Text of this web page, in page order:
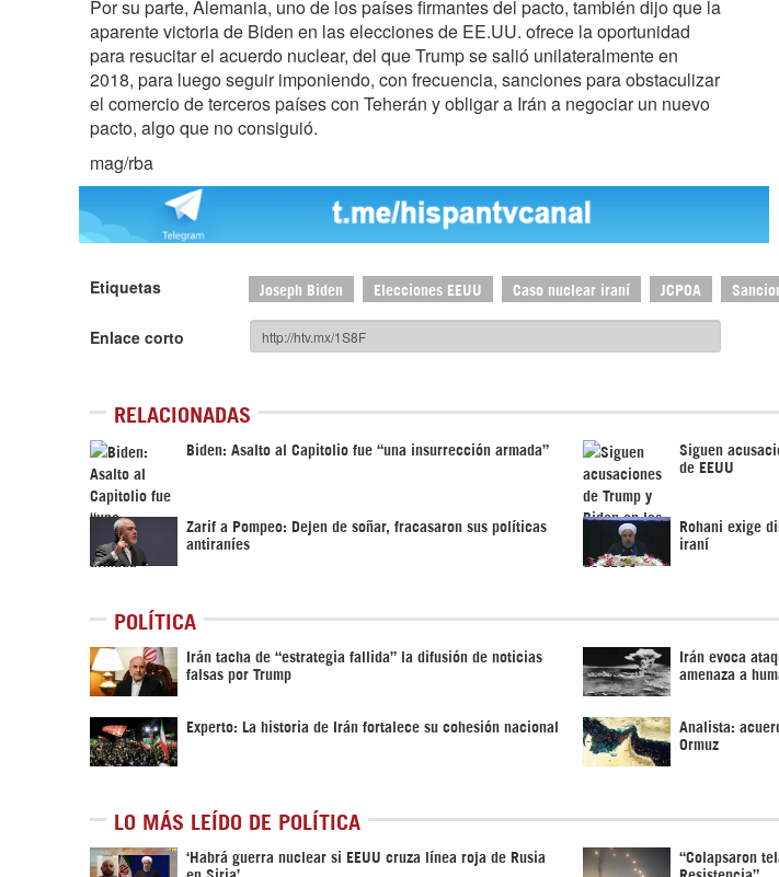
Por su parte, Alemania, uno de los países firmantes del pacto, también dijo que la
aparente victoria de Biden en las elecciones de EE.UU. ofrece la oportunidad
para resucitar el acuerdo nuclear, del que Trump se salió unilateralmente en
2018, para luego seguir imponiendo, con frecuencia, sanciones para obstaculizar
el comercio de terceros países con Teherán y obligar a Irán a negociar un nuevo
pacto, algo que no consiguió.
mag/rba
Etiquetas Joseph Biden Elecciones EEUU Caso nuclear iraní JCPOA
Enlace corto
RELACIONADAS
Biden: Asalto al Capitolio fue “una insurrección armada” Siguen
de EEUU
Zarif a Pompeo: Dejen de soñar, fracasaron sus políticas
antiraníes
Rohani exige
iraní
POLÍTICA
Irán tacha de “estrategia fallida” la difusión de noticias
falsas por Trump
Irán evoca
amenaza a
Experto: La historia de Irán fortalece su cohesión nacional Analista:
Ormuz
LO MÁS LEÍDO DE POLÍTICA
‎‘Habrá guerra nuclear si EEUU cruza línea roja de Rusia
en Siria’‎
“Colapsaron
Resistencia”